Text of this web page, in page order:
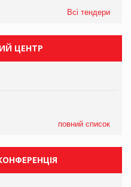
Всі тендери
ЦЕНТР
повний список